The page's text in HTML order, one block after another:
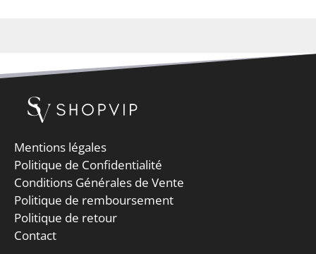
Mentions légales
Politique de Confidentialité
Conditions Générales de Vente
Politique de remboursement
Politique de retour
Contact